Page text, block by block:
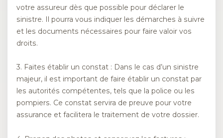
votre assureur dès que possible pour déclarer le
sinistre. Il pourra vous indiquer les démarches à suivre
et les documents nécessaires pour faire valoir vos
droits.
3. Faites établir un constat : Dans le cas d’un sinistre
majeur, il est important de faire établir un constat par
les autorités compétentes, tels que la police ou les
pompiers. Ce constat servira de preuve pour votre
assurance et facilitera le traitement de votre dossier.